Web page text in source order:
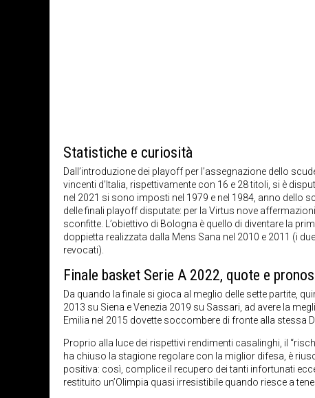
Statistiche e curiosità
Dall’introduzione dei playoff per l’assegnazione dello
vincenti d’Italia, rispettivamente con 16 e 28 titoli, si è
nel 2021 si sono imposti nel 1979 e nel 1984, anno dello
delle finali playoff disputate: per la Virtus nove
sconfitte. L’obiettivo di Bologna è quello di diventare la
doppietta realizzata dalla Mens Sana nel 2010 e 2011 (i
revocati).
Finale basket Serie A 2022, quote e
Da quando la finale si gioca al meglio delle sette partite,
2013 su Siena e Venezia 2019 su Sassari, ad avere la
Emilia nel 2015 dovette soccombere di fronte alla
Proprio alla luce dei rispettivi rendimenti casalinghi, il
ha chiuso la stagione regolare con la miglior difesa, è
positiva: così, complice il recupero dei tanti infortunati
restituito un’Olimpia quasi irresistibile quando riesce a